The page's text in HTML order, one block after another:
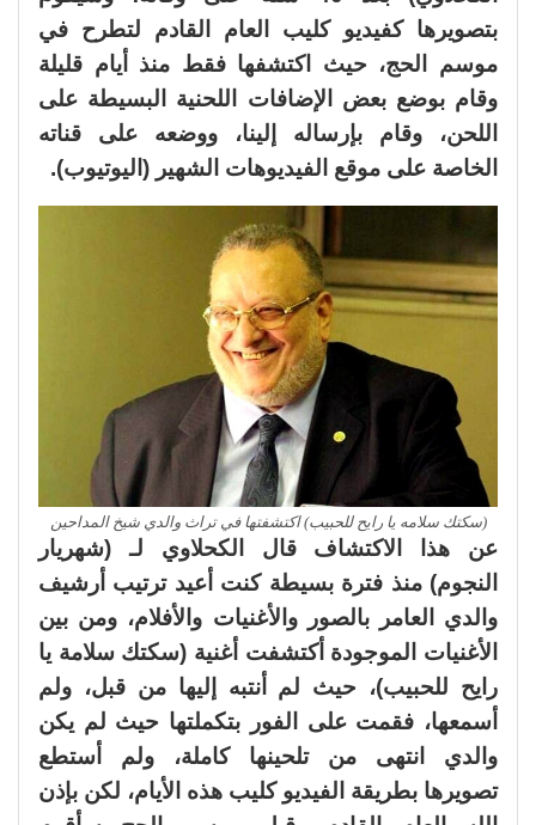
بتصويرها كفيديو كليب العام القادم لتطرح في
موسم الحج، حيث اكتشفها فقط منذ أيام قليلة
وقام بوضع بعض الإضافات اللحنية البسيطة على
اللحن، وقام بإرساله إلينا، ووضعه على قناته
الخاصة على موقع الفيديوهات الشهير (اليوتيوب).
(سكتك سلامه يا رايح للحبيب) اكتشفتها في تراث والدي شيخ المداحين
عن هذا الاكتشاف قال الكحلاوي لـ (شهريار
النجوم) منذ فترة بسيطة كنت أعيد ترتيب أرشيف
والدي العامر بالصور والأغنيات والأفلام، ومن بين
الأغنيات الموجودة أكتشفت أغنية (سكتك سلامة يا
رايح للحبيب)، حيث لم أنتبه إليها من قبل، ولم
أسمعها، فقمت على الفور بتكملتها حيث لم يكن
والدي انتهى من تلحينها كاملة، ولم أستطع
تصويرها بطريقة الفيديو كليب هذه الأيام، لكن بإذن